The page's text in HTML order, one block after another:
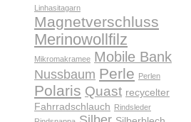
Linhasitagarn
Magnetverschluss
Merinowollfilz
Mikromakramee Mobile Bank
Nussbaum Perle Perlen
Polaris Quast recycelter
Fahrradschlauch Rindsleder